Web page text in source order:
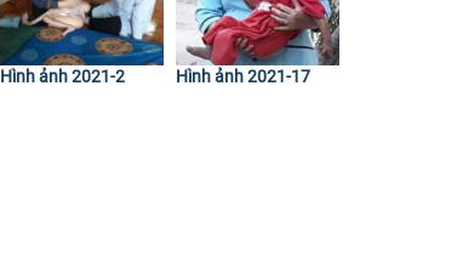
Hình ảnh 2021-2 Hình ảnh 2021-17